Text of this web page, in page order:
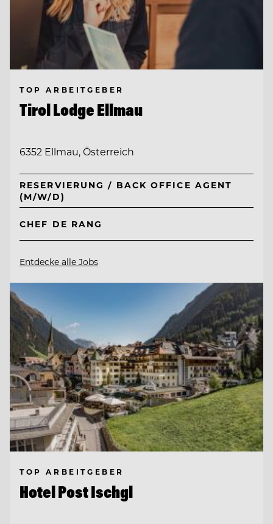
TOP ARBEITGEBER
Tirol Lodge Ellmau
6352 Ellmau, Österreich
RESERVIERUNG / BACK OFFICE AGENT
(M/W/D)
CHEF DE RANG
Entdecke alle Jobs
TOP ARBEITGEBER
Hotel Post Ischgl